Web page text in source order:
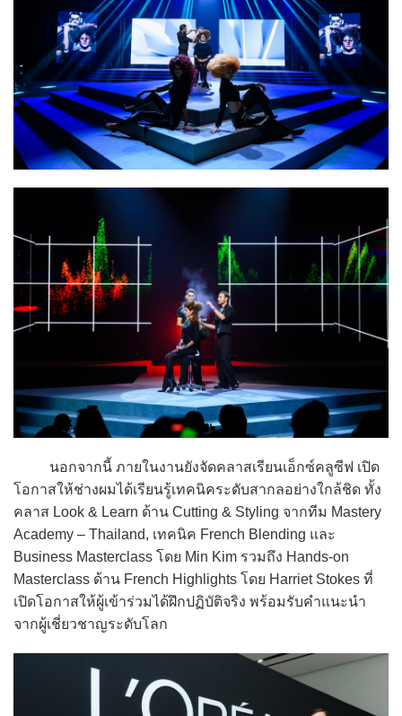
นอกจากนี้ ภายในงานยังจัดคลาสเรียนเอ็กซ์คลูซีฟ เปิด
โอกาสให้ช่างผมได้เรียนรู้เทคนิคระดับสากลอย่างใกล้ชิด ทั้ง
คลาส Look & Learn ด้าน Cutting & Styling จากทีม Mastery
Academy – Thailand, เทคนิค French Blending และ
Business Masterclass โดย Min Kim รวมถึง Hands-on
Masterclass ด้าน French Highlights โดย Harriet Stokes ที่
เปิดโอกาสให้ผู้เข้าร่วมได้ฝึกปฏิบัติจริง พร้อมรับคำแนะนำ
จากผู้เชี่ยวชาญระดับโลก